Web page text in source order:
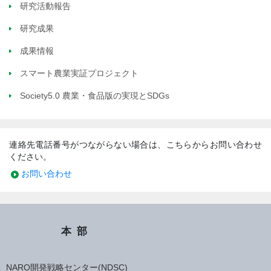
研究活動報告
研究成果
成果情報
スマート農業実証プロジェクト
Society5.0 農業・食品版の実現とSDGs
連絡先電話番号がつながらない場合は、こちらからお問い合わせ
ください。
お問い合わせ
本部
NARO開発戦略センター(NDSC)